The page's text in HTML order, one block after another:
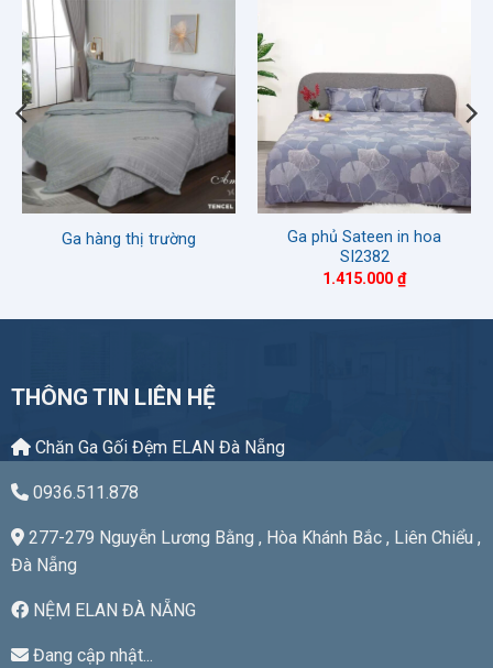
Ga hàng thị trường
Ga phủ Sateen in hoa
SI2382
1.415.000 ₫
THÔNG TIN LIÊN HỆ
Chăn Ga Gối Đệm ELAN Đà Nẵng
0936.511.878
277-279 Nguyễn Lương Bằng , Hòa Khánh Bắc , Liên Chiểu ,
Đà Nẵng
NỆM ELAN ĐÀ NẴNG
Đang cập nhật...